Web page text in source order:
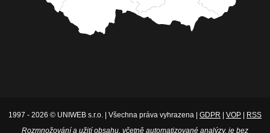
1997 - 2026 © UNIWEB s.r.o. | Všechna práva vyhrazena | GDPR VOP
RSS
Rozmnožování a užití obsahu, včetně automatizované analýzy, je bez